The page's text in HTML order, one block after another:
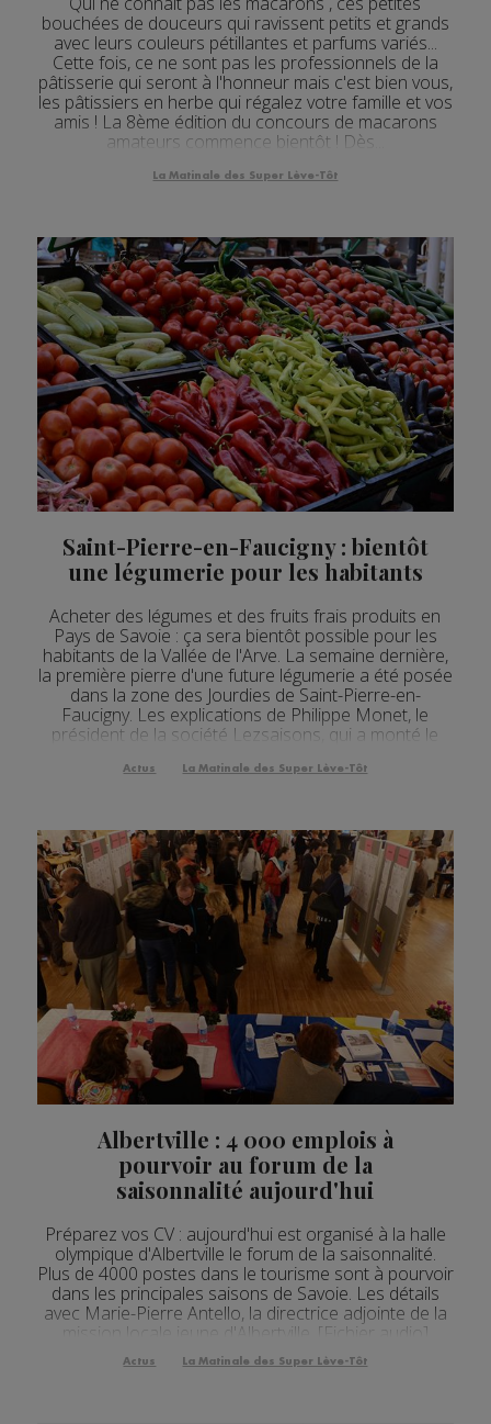
bouchées de douceurs qui ravissent petits et grands
avec leurs couleurs pétillantes et parfums variés...
Cette fois, ce ne sont pas les professionnels de la
pâtisserie qui seront à l'honneur mais c'est bien vous,
les pâtissiers en herbe qui régalez votre famille et vos
amis ! La 8ème édition du concours de macarons
amateurs commence bientôt ! Dès...
La Matinale des Super Lève-Tôt
Saint-Pierre-en-Faucigny : bientôt
une légumerie pour les habitants
Acheter des légumes et des fruits frais produits en
Pays de Savoie : ça sera bientôt possible pour les
habitants de la Vallée de l'Arve. La semaine dernière,
la première pierre d'une future légumerie a été posée
dans la zone des Jourdies de Saint-Pierre-en-
Faucigny. Les explications de Philippe Monet, le
président de la société Lezsaisons, qui a monté le
Actus La Matinale des Super Lève-Tôt
Albertville : 4 000 emplois à
pourvoir au forum de la
saisonnalité aujourd'hui
Préparez vos CV : aujourd'hui est organisé à la halle
olympique d'Albertville le forum de la saisonnalité.
Plus de 4000 postes dans le tourisme sont à pourvoir
dans les principales saisons de Savoie. Les détails
avec Marie-Pierre Antello, la directrice adjointe de la
mission locale jeune d'Albertville. [Fichier audio]
Rendez-vous aujourd'hui à la halle olympique
d'Albertville, de 9h30 à 16 heu...
Actus La Matinale des Super Lève-Tôt